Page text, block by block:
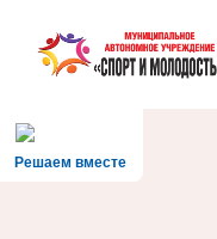
Решаем вместе